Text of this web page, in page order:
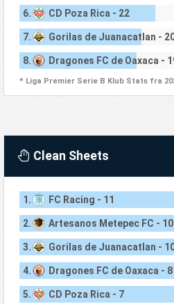
6. CD Poza Rica - 22
7. Gorilas de Juanacatlan -
8. Dragones FC de Oaxaca -
* Liga Premier Serie B Klub Stats fra
Clean Sheets
1. FC Racing - 11
2. Artesanos Metepec FC - 10
3. Gorilas de Juanacatlan -
4. Dragones FC de Oaxaca - 8
5. CD Poza Rica - 7